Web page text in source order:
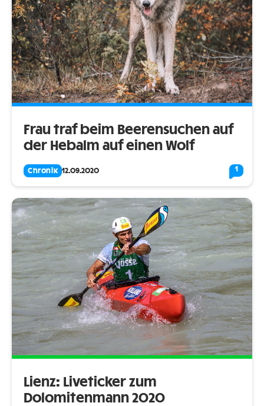
Frau traf beim Beerensuchen auf
der Hebalm auf einen Wolf
Chronik 12.09.2020 1
Lienz: Liveticker zum
Dolomitenmann 2020